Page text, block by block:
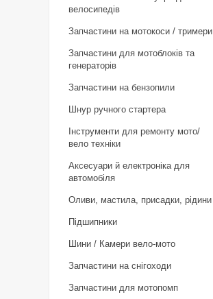
велосипедів
Запчастини на мотокоси / тримери
Запчастини для мотоблоків та
генераторів
Запчастини на бензопили
Шнур ручного стартера
Інструменти для ремонту мото/
вело техніки
Аксесуари й електроніка для
автомобіля
Оливи, мастила, присадки, рідини
Підшипники
Шини / Камери вело-мото
Запчастини на снігоходи
Запчастини для мотопомп